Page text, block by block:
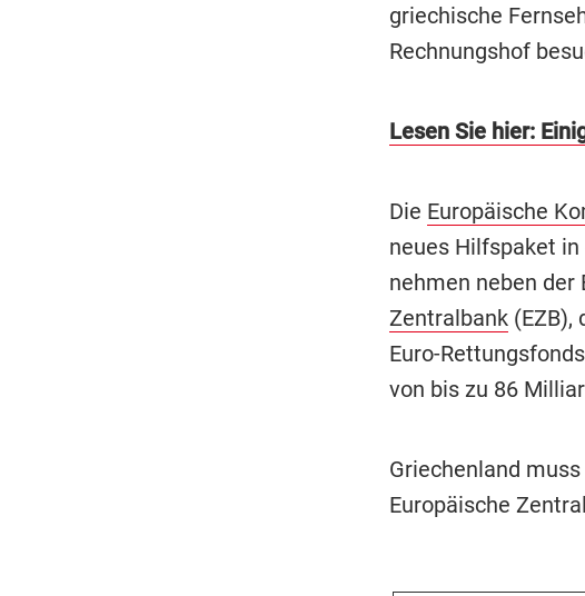
griechische
Rechnungshof
Lesen Sie hier:
Die Europäische
neues Hilfspaket
nehmen neben der
Zentralbank(EZB),
Euro-
von bis zu 86
Griechenland
Europäische